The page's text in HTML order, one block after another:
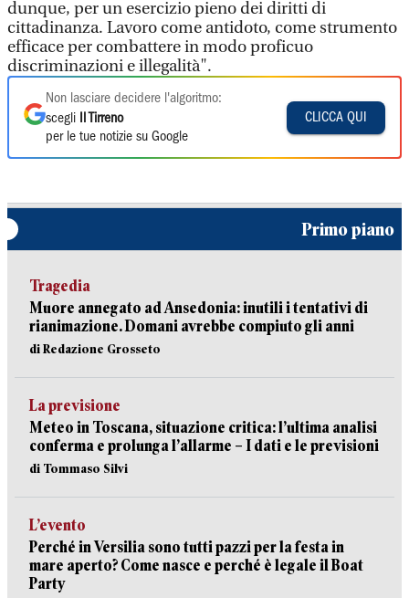
dunque, per un esercizio pieno dei diritti di
cittadinanza. Lavoro come antidoto, come strumento
efficace per combattere in modo proficuo
discriminazioni e illegalità".
Non lasciare decidere l'algoritmo:
scegli
Il Tirreno
per le tue notizie su Google
CLICCA QUI
Primo piano
Tragedia
Muore annegato ad Ansedonia: inutili i tentativi di
rianimazione. Domani avrebbe compiuto gli anni
di Redazione Grosseto
La previsione
Meteo in Toscana, situazione critica: l’ultima analisi
conferma e prolunga l’allarme – I dati e le previsioni
di Tommaso Silvi
L’evento
Perché in Versilia sono tutti pazzi per la festa in
mare aperto? Come nasce e perché è legale il Boat
Party